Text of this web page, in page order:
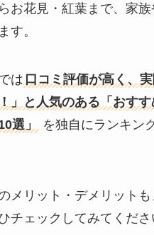
お花見・紅葉まで、家
す。
は 口コミ評価が高く、
」と人気のある「おす
選」
を独自にランキン
メリット・デメリット
チェックしてみてくださ